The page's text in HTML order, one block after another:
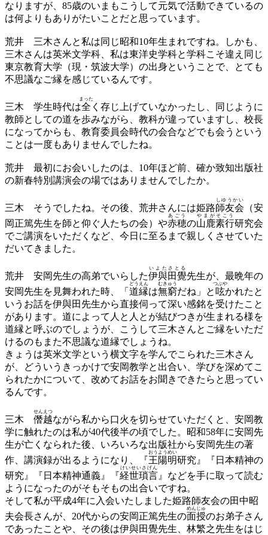
なりますが、85歳のいまもこうして元気で活動できているの
は何よりもありがたいことだと思っています。
荒井 三木さんと私は同じ昭和10年生まれですね。しかも、
三木さんは英米文学科、私は東洋史学科と学科こそ違え同じ
東京教育大学（現・筑波大学）の出身ということで、とても
不思議なご縁を感じているんです。
三木 学生時代は全
まった
く存じ上げていなかったし、同じように
教師としての道を歩みながら、教科が違っていますし、校長
になってからも、教育委員会時代の会合などでも会うという
ことは一度もありませんでしたね。
荒井 最初にお会いしたのは、10年ほど前、確か致知出版社
の新春特別講演会の場ではありませんでしたか。
三木 そうでしたね。その後、荒井さんには姫路師友会
しゆうかい
（安
岡正篤先生を師と仰ぐ人たちの会）や赤穂
あごう
の山鹿素行
やまがそこう
研究会
でご講演をいただくなど、今日に至るまで親しくさせていた
だいてきました。
荒井 安岡先生の高弟でいらした伊與田覺
いよたさとる
先生が、最晩年の
安岡先生を見舞われた時、「 道縁
どうえん
は無窮
むきゅう
だね」と 呟
つぶや
かれたと
いうお話を伊與田先生から直接伺って深い感銘を受けたこと
があります。道によって人と人とが結びつきが生まれる様を
道縁と呼ぶのでしょうが、こうして三木さんとご縁をいただ
けるのもまた不思議な道縁でしょうね。
きょうは英米文学という横文字を学んでこられた三木さん
が、どういうきっかけで安岡教学と出合い、学びを深めてこ
られたかについて、改めてお話をお聞きできたらと思ってい
るんです。
三木 僭越
せんえつ
ながら私から口火を切らせていただくと、安岡教
学に触れたのは私が40代後半の頃でした。昭和58年に安岡先
生が亡くなられた後、いろいろな出版社から安岡先生の著
作、講演録が出るようになり、『王陽明
おうようめい
研究』『日本精神の
研究』『日本精神通義』『経世瑣言
けいせいさげん
』などを手に取って読む
ようになったのがそもそもの出合いですね。
そして私が平成4年に入会いたしました姫路師友会の田中昭
夫会長さんが、20代からの安岡正篤先生の面授
めんじゅ
のお弟子さん
であったことや、その後は伊與田覺先生、林繁之先生をはじ